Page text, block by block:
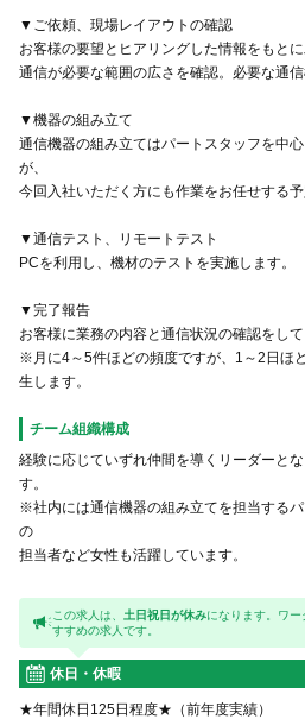
▼ご依頼、現場レイアウトの確認
お客様の要望とヒアリングした情報をもと
通信が必要な範囲の広さを確認。必要な通
▼機器の組み立て
通信機器の組み立てはパートスタッフを中
が、
今回入社いただく方にも作業をお任せする予
▼通信テスト、リモートテスト
PCを利用し、機材のテストを実施します。
▼完了報告
お客様に業務の内容と通信状況の確認をし
※月に4～5件ほどの頻度ですが、1～2日ほ
生します。
チーム組織構成
経験に応じていずれ仲間を導くリーダーと
す。
※社内には通信機器の組み立てを担当する
の
担当者など女性も活躍しています。
この求人は、 土日祝日が休みになります。ワ
すすめの求人です。
休日・休暇
★年間休日125日程度★（前年度実績）